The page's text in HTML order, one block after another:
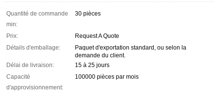
Quantité de commande
min:
30 pièces
Prix:
Request A Quote
Détails d'emballage:
Paquet d'exportation standard, ou selon la
demande du client.
Délai de livraison:
15 à 25 jours
Capacité
d'approvisionnement:
100000 pièces par mois